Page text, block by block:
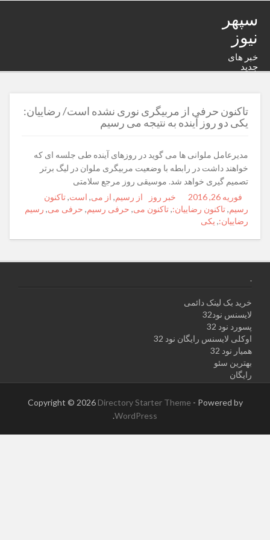
سپهر
نیوز
خبر های
جدید
تاکنون حرفی از مربیگری نوری نشده است/ رضاییان:
یکی دو روز آینده به نتیجه می رسیم
مدیرعامل ملوانی ها می گوید در روزهای آینده طی جلسه ای که
خواهند داشت در رابطه با وضعیت مربیگری ملوان در لیگ برتر
تصمیم گیری خواهد شد. موسیقی روز مرجع سلامتی
Posted
on
فوریه 26, 2016 Author
Categories
خبر روز Tags
از رسیم, از می, است,تاکنون
رسیم,تاکنون رضاییان:,تاکنون می, حرفی رسیم, حرفی می, رسیم
رضاییان:, یکی
.
خرید بک لینک دائمی
لایسنس نود32
پسورد نود 32
اوکلی لایسنس رایگان نود 32
همیار نود 32
بهترین سئو
رایگان
Copyright © 2026 Directory Starter Theme - Powered by
WordPress
.